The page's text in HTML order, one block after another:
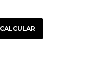
CAMBIAR CP
CALCULAR